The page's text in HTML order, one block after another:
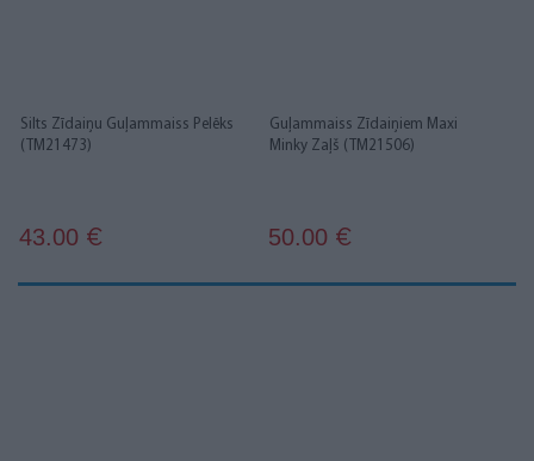
Silts Zīdaiņu Guļammaiss Pelēks
(TM21473)
43.00 €
Guļammaiss Zīdaiņiem Maxi
Minky Zaļš (TM21506)
50.00 €